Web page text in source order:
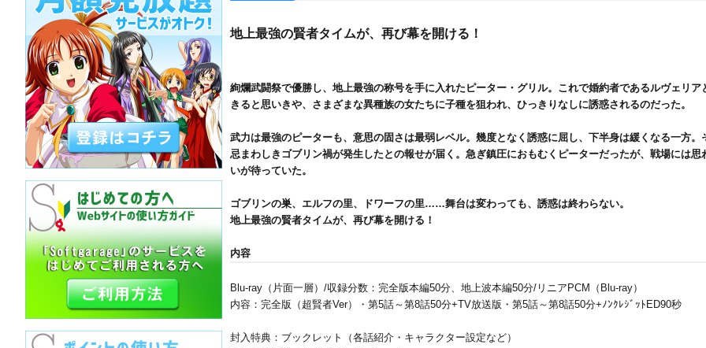
地上最強の賢者タイムが、再び幕を開ける！
絢爛武闘祭で優勝し、地上最強の称号を手に入れたピーター・グリル。これで婚約者であるルヴェリア
きると思いきや、さまざまな異種族の女たちに子種を狙われ、ひっきりなしに誘惑されるのだった。
武力は最強のピーターも、意思の固さは最弱レベル。幾度となく誘惑に屈し、下半身は緩くなる一方。
忌まわしきゴブリン禍が発生したとの報せが届く。急ぎ鎮圧におもむくピーターだったが、戦場には思
いが待っていた。
ゴブリンの巣、エルフの里、ドワーフの里……舞台は変わっても、誘惑は終わらない。
地上最強の賢者タイムが、再び幕を開ける！
内容
Blu-ray（片面一層）/収録分数：完全版本編50分、地上波本編50分/リニアPCM（Blu-ray）
内容：完全版（超賢者Ver）・第5話～第8話50分+TV放送版・第5話～第8話50分+ﾉﾝｸﾚｼﾞｯﾄED90秒
封入特典：ブックレット（各話紹介・キャラクター設定など）